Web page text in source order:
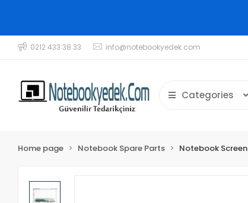
0212 433 38 33 info@notebookyedek.com
Categories
Home page Notebook Spare Parts Notebook Screen